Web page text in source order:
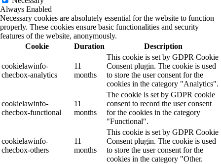
Always Enabled
Necessary cookies are absolutely essential for the website to function
properly. These cookies ensure basic functionalities and security
features of the website, anonymously.
Cookie
Duration Description
cookielawinfo-
checbox-analytics
11
months
This cookie is set by GDPR Cookie
Consent plugin. The cookie is used
to store the user consent for the
cookies in the category "Analytics".
cookielawinfo-
checbox-functional
11
months
The cookie is set by GDPR cookie
consent to record the user consent
for the cookies in the category
"Functional".
cookielawinfo-
checbox-others
11
months
This cookie is set by GDPR Cookie
Consent plugin. The cookie is used
to store the user consent for the
cookies in the category "Other.